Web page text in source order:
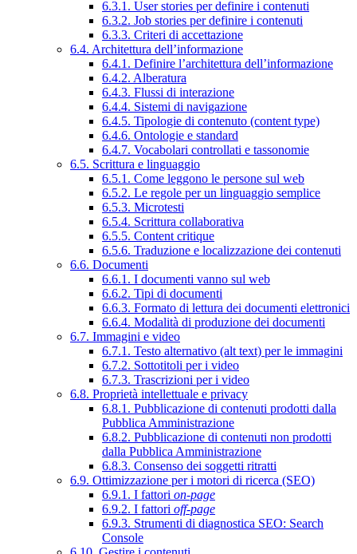
6.3.1. User stories per definire i contenuti
6.3.2. Job stories per definire i contenuti
6.3.3. Criteri di accettazione
6.4. Architettura dell’informazione
6.4.1. Definire l’architettura dell’informazione
6.4.2. Alberatura
6.4.3. Flussi di interazione
6.4.4. Sistemi di navigazione
6.4.5. Tipologie di contenuto (content type)
6.4.6. Ontologie e standard
6.4.7. Vocabolari controllati e tassonomie
6.5. Scrittura e linguaggio
6.5.1. Come leggono le persone sul web
6.5.2. Le regole per un linguaggio semplice
6.5.3. Microtesti
6.5.4. Scrittura collaborativa
6.5.5. Content critique
6.5.6. Traduzione e localizzazione dei contenuti
6.6. Documenti
6.6.1. I documenti vanno sul web
6.6.2. Tipi di documenti
6.6.3. Formato di lettura dei documenti elettronici
6.6.4. Modalità di produzione dei documenti
6.7. Immagini e video
6.7.1. Testo alternativo (alt text) per le immagini
6.7.2. Sottotitoli per i video
6.7.3. Trascrizioni per i video
6.8. Proprietà intellettuale e privacy
6.8.1. Pubblicazione di contenuti prodotti dalla
Pubblica Amministrazione
6.8.2. Pubblicazione di contenuti non prodotti
dalla Pubblica Amministrazione
6.8.3. Consenso dei soggetti ritratti
6.9. Ottimizzazione per i motori di ricerca (SEO)
6.9.1. I fattori on-page
6.9.2. I fattori off-page
6.9.3. Strumenti di diagnostica SEO: Search
Console